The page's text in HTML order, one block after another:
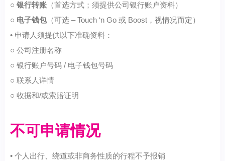
○ 银行转账 （首选方式；须提供公司银行账户资料）
○ 电子钱包（可选 – Touch ‘n Go 或 Boost，视情况而定）
• 申请人须提供以下准确资料：
○ 公司注册名称
○ 银行账户号码 / 电子钱包号码
○ 联系人详情
○ 收据和/或索赔证明
不可申请情况
• 个人出行、绕道或非商务性质的行程不予报销